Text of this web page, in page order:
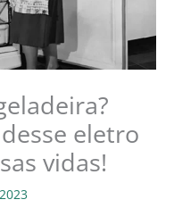
eletro
vidas!